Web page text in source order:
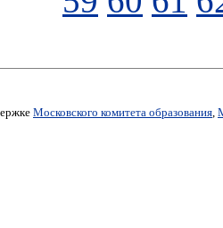
Московского комитета образования,